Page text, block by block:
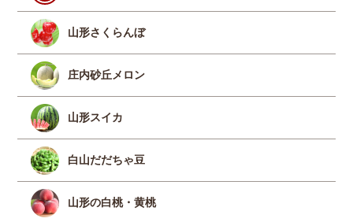
山形さくらんぼ
庄内砂丘メロン
山形スイカ
白山だだちゃ豆
山形の白桃・黄桃